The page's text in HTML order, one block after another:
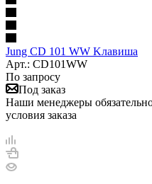
Jung CD 101 WW Kлавиша
Арт.: CD101WW
По запросу
Под заказ
Наши менеджеры
условия заказа